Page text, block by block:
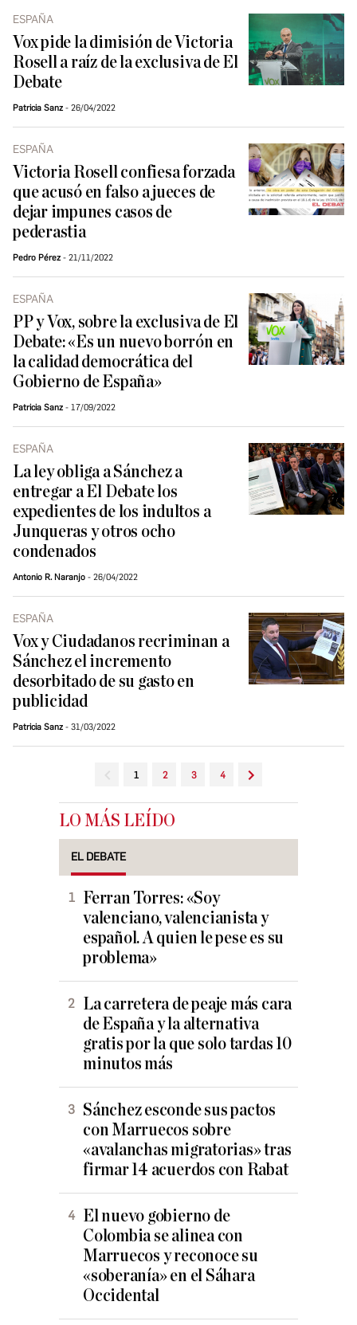
ESPAÑA
Vox pide la dimisión de Victoria
Rosell a raíz de la exclusiva de El
Debate
Patricia Sanz 26/04/2022
ESPAÑA
Victoria Rosell confiesa forzada
que acusó en falso a jueces de
dejar impunes casos de
pederastia
Pedro Pérez 21/11/2022
ESPAÑA
PP y Vox, sobre la exclusiva de El
Debate: «Es un nuevo borrón en
la calidad democrática del
Gobierno de España»
Patricia Sanz 17/09/2022
ESPAÑA
La ley obliga a Sánchez a
entregar a El Debate los
expedientes de los indultos a
Junqueras y otros ocho
condenados
Antonio R. Naranjo 26/04/2022
ESPAÑA
Vox y Ciudadanos recriminan a
Sánchez el incremento
desorbitado de su gasto en
publicidad
Patricia Sanz 31/03/2022
1 2 3 4
LO MÁS LEÍDO
EL DEBATE
Ferran Torres: «Soy
valenciano, valencianista y
español. A quien le pese es su
problema»
La carretera de peaje más cara
de España y la alternativa
gratis por la que solo tardas 10
minutos más
Sánchez esconde sus pactos
con Marruecos sobre
«avalanchas migratorias» tras
firmar 14 acuerdos con Rabat
El nuevo gobierno de
Colombia se alinea con
Marruecos y reconoce su
«soberanía» en el Sáhara
Occidental